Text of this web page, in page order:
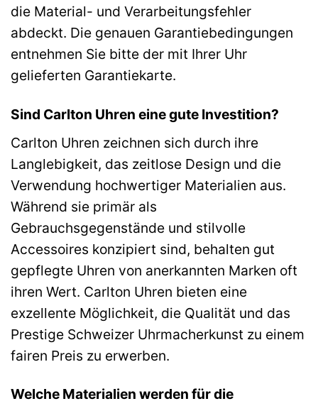
die Material- und Verarbeitungsfehler
abdeckt. Die genauen Garantiebedingungen
entnehmen Sie bitte der mit Ihrer Uhr
gelieferten Garantiekarte.
Sind Carlton Uhren eine gute Investition?
Carlton Uhren zeichnen sich durch ihre
Langlebigkeit, das zeitlose Design und die
Verwendung hochwertiger Materialien aus.
Während sie primär als
Gebrauchsgegenstände und stilvolle
Accessoires konzipiert sind, behalten gut
gepflegte Uhren von anerkannten Marken oft
ihren Wert. Carlton Uhren bieten eine
exzellente Möglichkeit, die Qualität und das
Prestige Schweizer Uhrmacherkunst zu einem
fairen Preis zu erwerben.
Welche Materialien werden für die